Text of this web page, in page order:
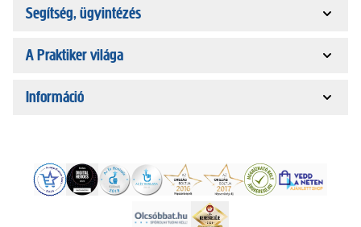
Segítség, ügyintézés
A Praktiker világa
Információ